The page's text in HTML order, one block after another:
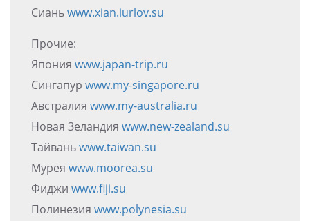
Сианьwww.xian.iurlov.su
Прочие:
Япония www.japan-trip.ru
Сингапур www.my-singapore.ru
Австралия www.my-australia.ru
Новая Зеландия www.new-zealand.su
Тайваньwww.taiwan.su
Мурея www.moorea.su
Фиджи www.fiji.su
Полинезия www.polynesia.su